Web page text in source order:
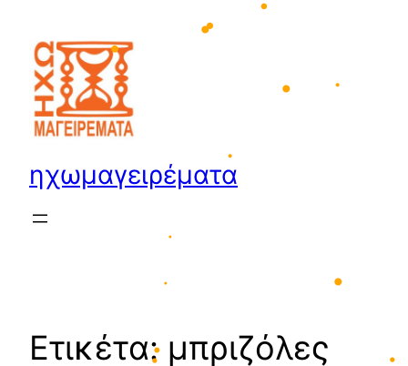
περιεχόμενο
ηχωμαγειρέματα
Ετικέτα: μπριζόλες